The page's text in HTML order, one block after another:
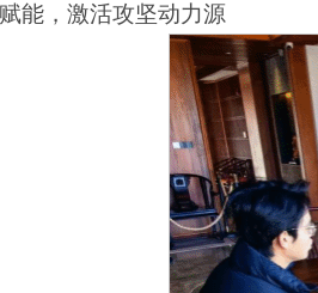
能，激活攻坚动力源